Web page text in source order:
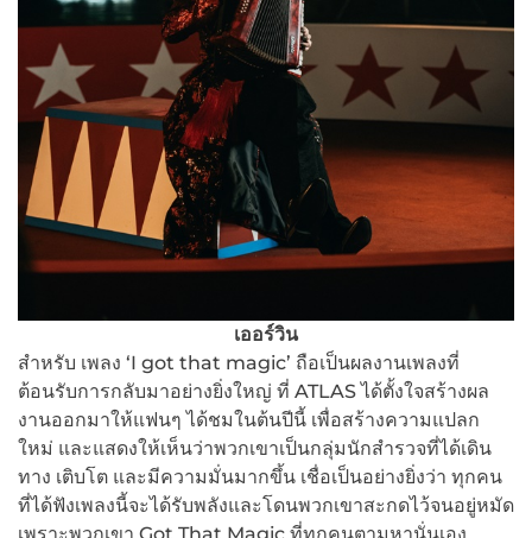
เออร์วิน
สำหรับ เพลง ‘I got that magic’ ถือเป็นผลงานเพลงที่
ต้อนรับการกลับมาอย่างยิ่งใหญ่ ที่ ATLAS ได้ตั้งใจสร้างผล
งานออกมาให้แฟนๆ ได้ชมในต้นปีนี้ เพื่อสร้างความแปลก
ใหม่ และแสดงให้เห็นว่าพวกเขาเป็นกลุ่มนักสำรวจที่ได้เดิน
ทาง เติบโต และมีความมั่นมากขึ้น เชื่อเป็นอย่างยิ่งว่า ทุกคน
ที่ได้ฟังเพลงนี้จะได้รับพลังและโดนพวกเขาสะกดไว้จนอยู่หมัด